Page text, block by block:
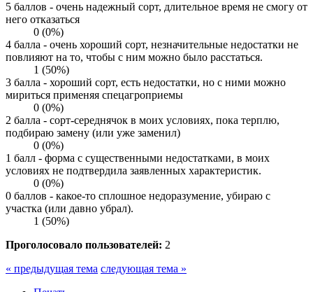
5 баллов - очень надежный сорт, длительное время не смогу от
него отказаться
0 (0%)
4 балла - очень хороший сорт, незначительные недостатки не
повлияют на то, чтобы с ним можно было расстаться.
1 (50%)
3 балла - хороший сорт, есть недостатки, но с ними можно
мириться применяя спецагроприемы
0 (0%)
2 балла - сорт-середнячок в моих условиях, пока терплю,
подбираю замену (или уже заменил)
0 (0%)
1 балл - форма с существенными недостатками, в моих
условиях не подтвердила заявленных характеристик.
0 (0%)
0 баллов - какое-то сплошное недоразумение, убираю с
участка (или давно убрал).
1 (50%)
Проголосовало пользователей: 2
« предыдущая тема следующая тема »